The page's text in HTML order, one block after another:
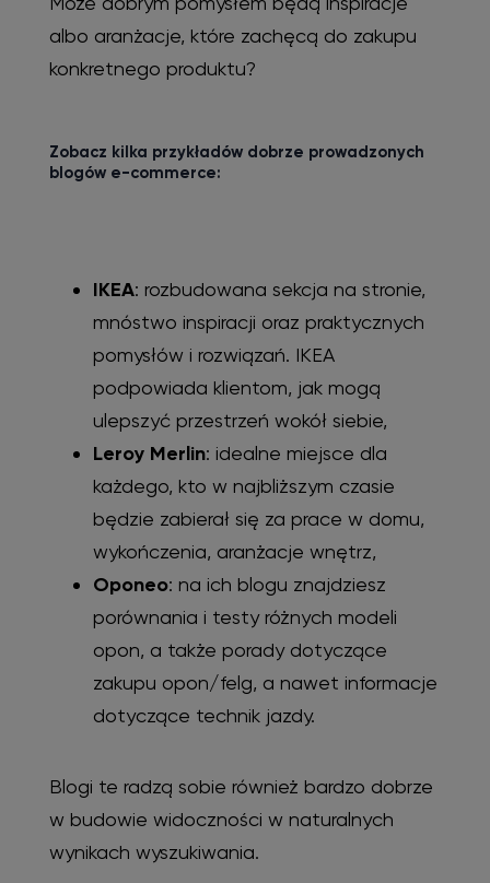
albo aranżacje, które zachęcą do zakupu
konkretnego produktu?
Zobacz kilka przykładów dobrze prowadzonych
blogów e-commerce:
IKEA: rozbudowana sekcja na stronie,
mnóstwo inspiracji oraz praktycznych
pomysłów i rozwiązań. IKEA
podpowiada klientom, jak mogą
ulepszyć przestrzeń wokół siebie,
Leroy Merlin: idealne miejsce dla
każdego, kto w najbliższym czasie
będzie zabierał się za prace w domu,
wykończenia, aranżacje wnętrz,
Oponeo: na ich blogu znajdziesz
porównania i testy różnych modeli
opon, a także porady dotyczące
zakupu opon/felg, a nawet informacje
dotyczące technik jazdy.
Blogi te radzą sobie również bardzo dobrze
w budowie widoczności w naturalnych
wynikach wyszukiwania.